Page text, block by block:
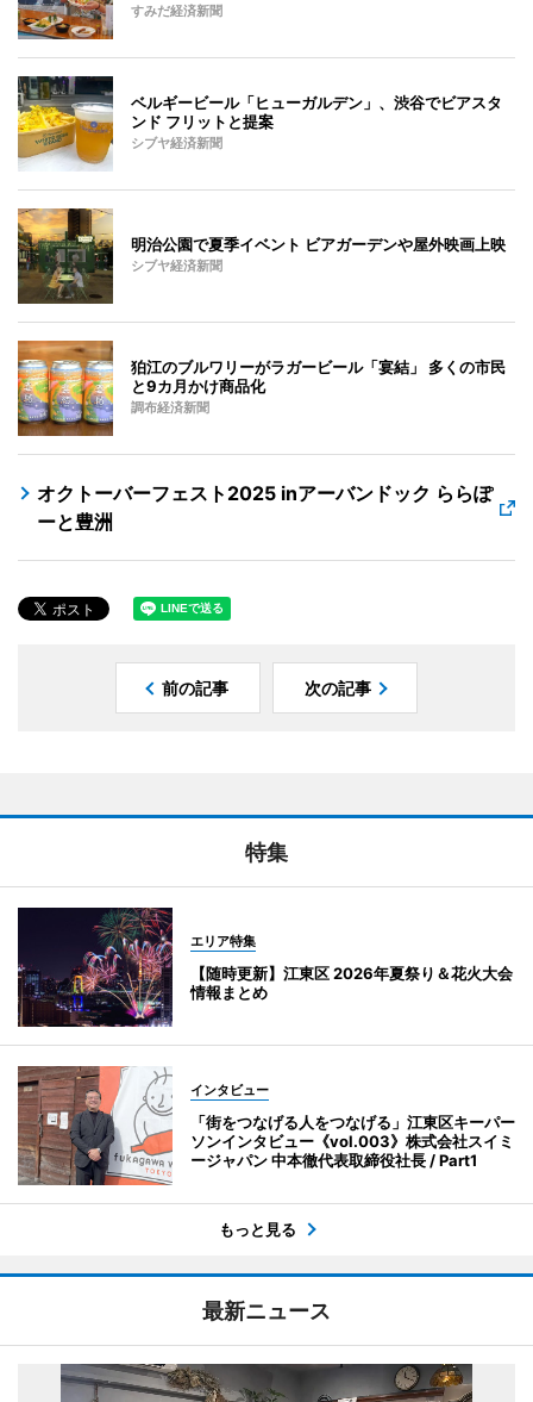
すみだ経済新聞
ベルギービール「ヒューガルデン」、渋谷でビアスタ
ンド フリットと提案
シブヤ経済新聞
明治公園で夏季イベント ビアガーデンや屋外映画上映
シブヤ経済新聞
狛江のブルワリーがラガービール「宴結」 多くの市民
と9カ月かけ商品化
調布経済新聞
オクトーバーフェスト2025 inアーバンドック ららぽ
ーと豊洲
前の記事 次の記事
特集
エリア特集
【随時更新】江東区 2026年夏祭り＆花火大会
情報まとめ
インタビュー
「街をつなげる人をつなげる」江東区キーパー
ソンインタビュー《vol.003》株式会社スイミ
ージャパン 中本徹代表取締役社長 / Part1
もっと見る
最新ニュース